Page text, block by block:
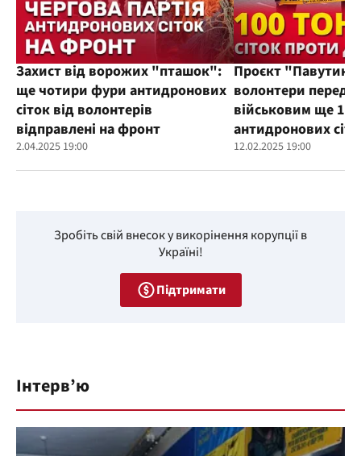
Захист від ворожих "пташок":
ще чотири фури антидронових
сіток від волонтерів
відправлені на фронт
2.04.2025 19:00
Проєкт
волонтери
військовим ще
антидронових
12.02.2025 19:00
Зробіть свій внесок у викорінення корупції в
Україні!
Підтримати
Інтерв’ю